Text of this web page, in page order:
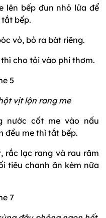
lên bếp đun nhỏ lửa để
bếp.
vỏ, bỏ ra bát riêng.
cho tỏi vào phi thơm.
vịt lộn rang me
nước cốt me vào nấu
đều me thì tắt bếp.
rắc lạc rang và rau răm
tiêu chanh ăn kèm nữa